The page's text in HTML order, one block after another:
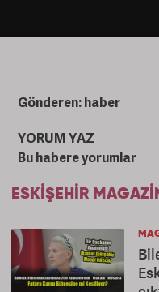
Gönderen: haber
YORUM YAZ
Bu habere yorumlar
ESKIŞEHIR